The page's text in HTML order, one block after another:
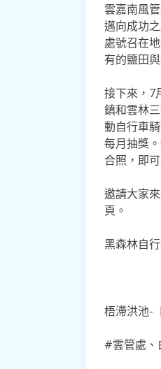
雲嘉南風
邁向成功
處號召在
有的鹽田
接下來，7
鎮和雲林
動自行車
每月抽獎
合照，即
邀請大家
頁。
黑森林自
梧滯洪池-
#雲管處、